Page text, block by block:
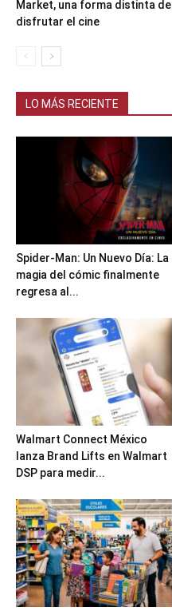
Market, una forma distinta de
disfrutar el cine
LO MÁS RECIENTE
Spider-Man: Un Nuevo Día: La
magia del cómic finalmente
regresa al...
Walmart Connect México
lanza Brand Lifts en Walmart
DSP para medir...